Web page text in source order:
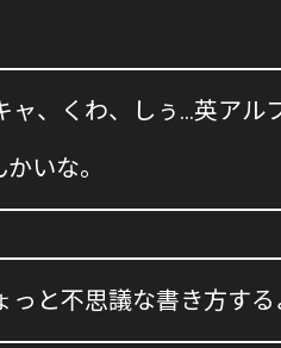
ャ、くわ、しぅ…英アル
いな。
と不思議な書き方する